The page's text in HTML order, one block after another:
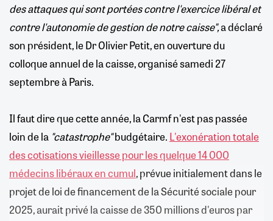
des attaques qui sont portées contre l'exercice libéral et
contre l'autonomie de gestion de notre caisse",a déclaré
son président, le Dr Olivier Petit, en ouverture du
colloque annuel de la caisse, organisé samedi 27
septembre à Paris.
Il faut dire que cette année, la Carmf n'est pas passée
loin de la "catastrophe"budgétaire. L'exonération totale
des cotisations vieillesse pour les quelque 14 000
médecins libéraux en cumul, prévue initialement dans le
projet de loi de financement de la Sécurité sociale pour
2025, aurait privé la caisse de 350 millions d'euros par